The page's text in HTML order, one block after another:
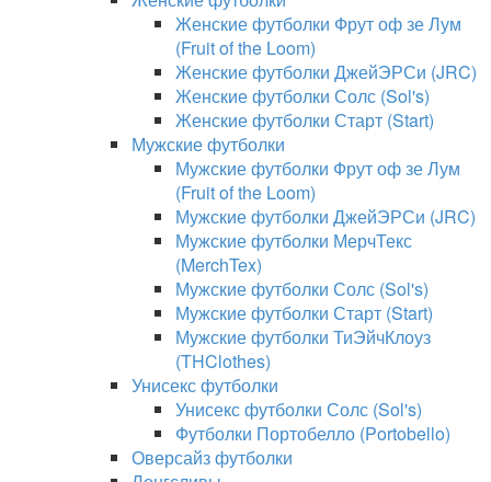
Женские футболки Фрут оф зе Лум
(Fruit of the Loom)
Женские футболки ДжейЭРСи (JRC)
Женские футболки Солс (Sol's)
Женские футболки Старт (Start)
Мужские футболки
Мужские футболки Фрут оф зе Лум
(Fruit of the Loom)
Мужские футболки ДжейЭРСи (JRC)
Мужские футболки МерчТекс
(MerchTex)
Мужские футболки Солс (Sol's)
Мужские футболки Старт (Start)
Мужские футболки ТиЭйчКлоуз
(THClothes)
Унисекс футболки
Унисекс футболки Солс (Sol's)
Футболки Портобелло (Portobello)
Оверсайз футболки